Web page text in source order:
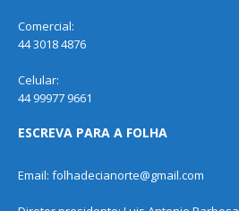
Comercial:
44 3018 4876
Celular:
44 99977 9661
ESCREVA PARA A FOLHA
Email: folhadecianorte@gmail.com